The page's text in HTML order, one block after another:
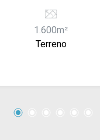
1.600m²
Terreno